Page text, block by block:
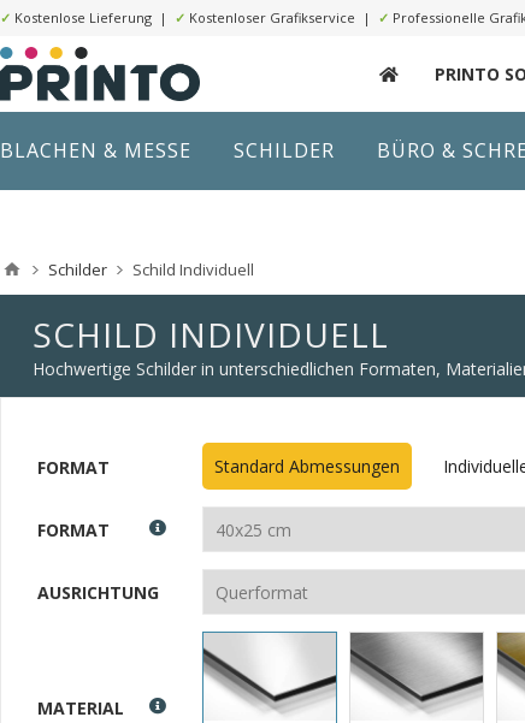
✓ Kostenlose Lieferung | ✓ Kostenloser Grafikservice | ✓ Professionelle
PRINTO
BLACHEN & MESSE SCHILDER BÜRO &
Schilder Schild Individuell
SCHILD INDIVIDUELL
Hochwertige Schilder in unterschiedlichen Formaten,
FORMAT Standard Abmessungen
FORMAT
AUSRICHTUNG
MATERIAL